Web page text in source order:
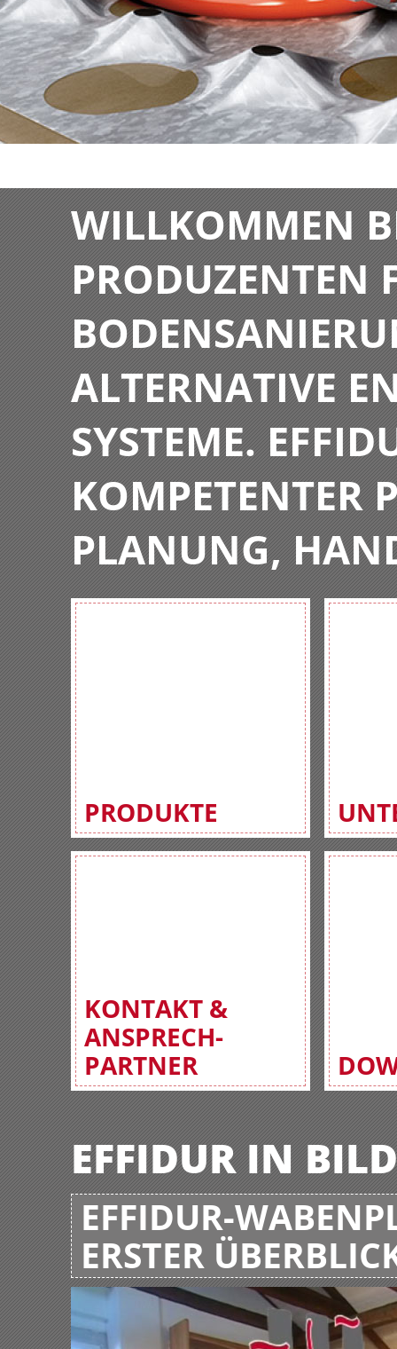
WILLKOMMEN
PRODUZENTEN
ALTERNATIVE
SYSTEME.
KOMPETENTER
PLANUNG,
PRODUKTE
KONTAKT &
ANSPRECH-
PARTNER
EFFIDUR IN
EFFIDUR-
ERSTER